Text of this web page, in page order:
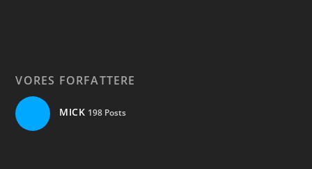
VORES FORFATTERE
MICK 198 Posts